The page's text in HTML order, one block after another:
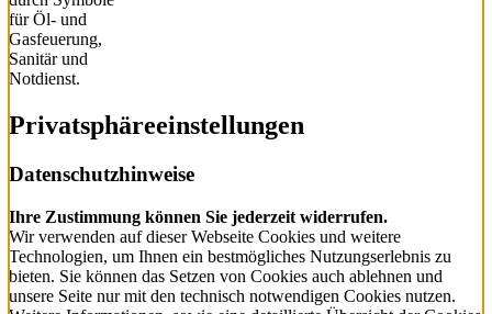
Privatsphäre­einstellungen
Datenschutzhinweise
Ihre Zustimmung können Sie jederzeit widerrufen.
Wir verwenden auf dieser Webseite Cookies und weitere
Technologien, um Ihnen ein bestmögliches Nutzungserlebnis zu
bieten. Sie können das Setzen von Cookies auch ablehnen und
unsere Seite nur mit den technisch notwendigen Cookies nutzen.